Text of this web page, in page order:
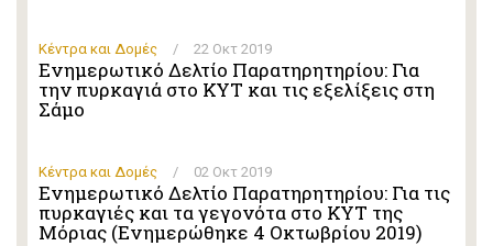
Κέντρα και Δομές / 22 Οκτ 2019
Ενημερωτικό Δελτίο Παρατηρητηρίου: Για
την πυρκαγιά στο ΚΥΤ και τις εξελίξεις στη
Σάμο
Κέντρα και Δομές / 02 Οκτ 2019
Ενημερωτικό Δελτίο Παρατηρητηρίου: Για τις
πυρκαγιές και τα γεγονότα στο ΚΥΤ της
Μόριας (Ενημερώθηκε 4 Οκτωβρίου 2019)